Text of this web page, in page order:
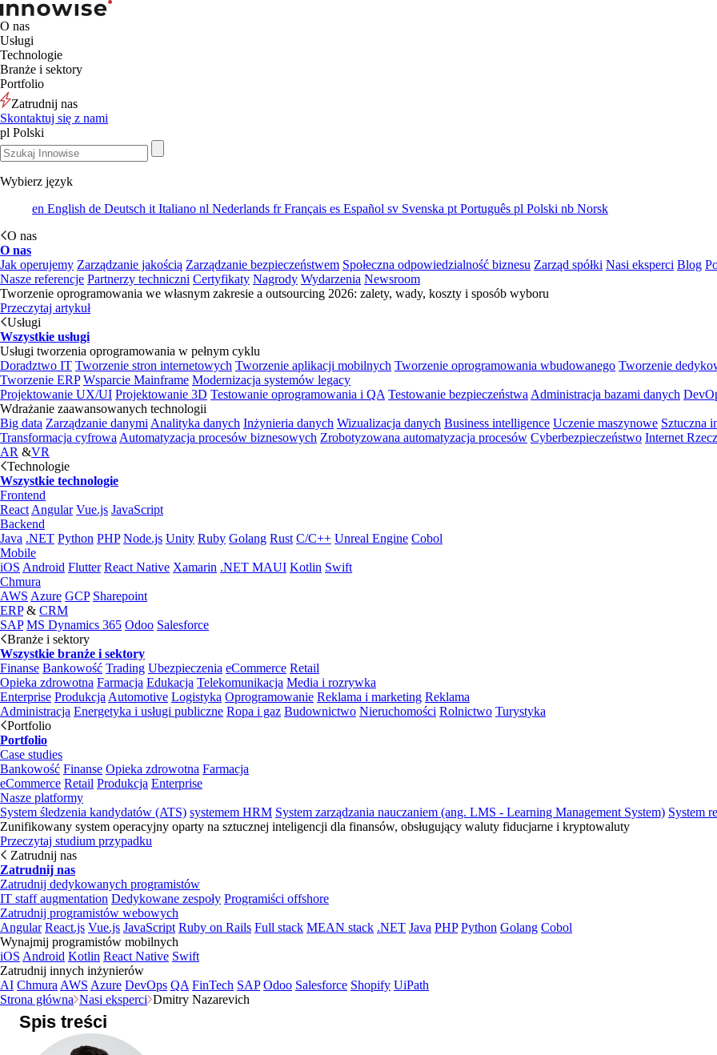
O nas
Usługi
Technologie
Branże i sektory
Portfolio
Zatrudnij nas
Skontaktuj się z nami
pl Polski
Wybierz język
en English de Deutsch it Italiano nl Nederlands frFrançais es Español sv Svenska pt Português pl Polski nb Norsk
O nas
O nas
Jak operujemy Zarządzanie jakością Zarządzanie bezpieczeństwem Społeczna odpowiedzialność biznesu Zarząd spółki Nasi eksperci Blog
Nasze referencje Partnerzy techniczni Certyfikaty Nagrody Wydarzenia Newsroom
Tworzenie oprogramowania we własnym zakresie a outsourcing 2026: zalety, wady, koszty i sposób wyboru
Przeczytaj artykuł
Usługi
Wszystkie usługi
Usługi tworzenia oprogramowania w pełnym cyklu
Doradztwo IT Tworzenie stron internetowych Tworzenie aplikacji mobilnych Tworzenie oprogramowania wbudowanego Tworzenie
Tworzenie ERP Wsparcie Mainframe Modernizacja systemów legacy
Projektowanie UX/UI Projektowanie 3D Testowanie oprogramowania i QA Testowanie bezpieczeństwa Administracja bazami danych
Wdrażanie zaawansowanych technologii
Big data Zarządzanie danymi Analityka danych Inżynieria danych Wizualizacja danych Business intelligence Uczenie maszynowe Sztuczna
Transformacja cyfrowa Automatyzacja procesów biznesowych Zrobotyzowana automatyzacja procesów Cyberbezpieczeństwo Internet
AR &VR
Technologie
Wszystkie technologie
Frontend
React Angular Vue.js JavaScript
Backend
Java .NET Python PHP Node.js Unity Ruby Golang Rust C/C++ Unreal Engine Cobol
Mobile
iOS Android Flutter React Native Xamarin .NET MAUI Kotlin Swift
Chmura
AWS Azure GCP Sharepoint
ERP& CRM
SAP MS Dynamics 365 Odoo Salesforce
Branże i sektory
Wszystkie branże i sektory
Finanse Bankowość Trading Ubezpieczenia eCommerce Retail
Opieka zdrowotna Farmacja Edukacja Telekomunikacja Media i rozrywka
Enterprise Produkcja Automotive Logistyka Oprogramowanie Reklama i marketing Reklama
Administracja Energetyka i usługi publiczne Ropa i gaz Budownictwo Nieruchomości Rolnictwo Turystyka
Portfolio
Portfolio
Case studies
Bankowość Finanse Opieka zdrowotna Farmacja
eCommerce Retail Produkcja Enterprise
Nasze platformy
System śledzenia kandydatów (ATS) systemem HRM System zarządzania nauczaniem (ang. LMS - Learning Management System) System
Zunifikowany system operacyjny oparty na sztucznej inteligencji dla finansów, obsługujący waluty fiducjarne i kryptowaluty
Przeczytaj studium przypadku
Zatrudnij nas
Zatrudnij nas
Zatrudnij dedykowanych programistów
IT staff augmentation Dedykowane zespoły Programiści offshore
Zatrudnij programistów webowych
Angular React.js Vue.js JavaScript Ruby on Rails Full stack MEAN stack .NET Java PHP Python Golang Cobol
Wynajmij programistów mobilnych
iOS Android Kotlin React Native Swift
Zatrudnij innych inżynierów
AI Chmura AWS Azure DevOps QA FinTech SAP Odoo Salesforce Shopify UiPath
Strona główna Nasi eksperci Dmitry Nazarevich
Spis treści